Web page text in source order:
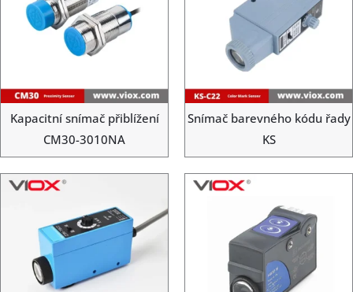
Kapacitní snímač přiblížení
CM30-3010NA
Snímač barevného kódu řady
KS